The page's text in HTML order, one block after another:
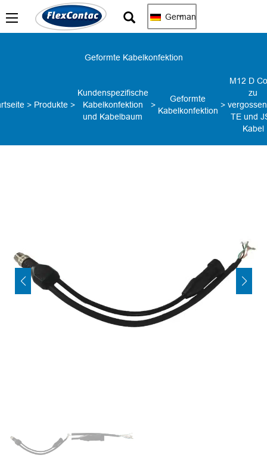
German
Geformte Kabelkonfektion
> Produkte>
Kundenspezifische
Kabelkonfektion
und Kabelbaum
>
Geformte
Kabelkonfektion
>
M12 D
zu
TE und
Kabel